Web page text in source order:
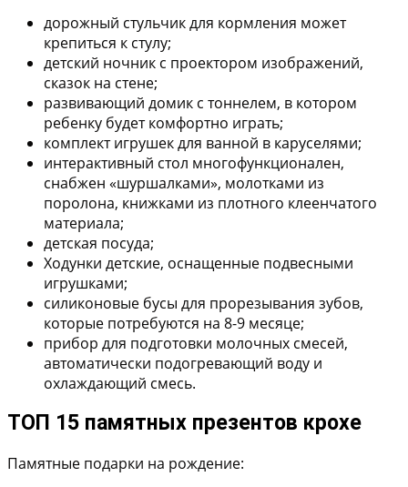
дорожный стульчикдля кормления может
крепиться к стулу;
детский ночник с проектором изображений,
сказок на стене;
развивающий домик с тоннелем, в котором
ребенку будет комфортно играть;
комплект игрушекдля ванной в каруселями;
интерактивный стол многофункционален,
снабжен «шуршалками», молотками из
поролона, книжками из плотного клеенчатого
материала;
детская посуда;
Ходунки детские, оснащенные подвесными
игрушками;
силиконовые бусы для прорезывания зубов,
которые потребуются на 8-9 месяце;
прибор для подготовки молочных смесей,
автоматически подогревающий воду и
охлаждающий смесь.
ТОП 15 памятных презентов крохе
Памятные подарки на рождение: